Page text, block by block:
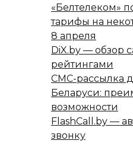
«Белтелеком»
тарифы на
8 апреля
DiX.by — обзор
рейтингами
СМС-рассылка
Беларуси:
возможности
FlashCall.by —
звонку